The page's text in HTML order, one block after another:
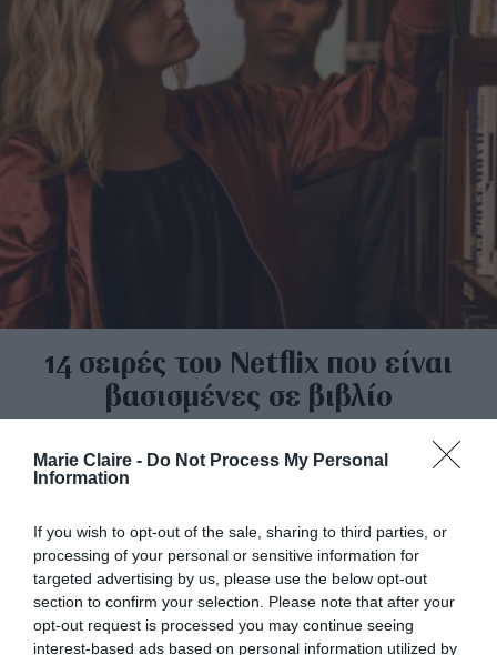
Marie Claire - Do Not Process My Personal
Information
If you wish to opt-out of the sale, sharing to third parties, or
processing of your personal or sensitive information for
targeted advertising by us, please use the below opt-out
section to confirm your selection. Please note that after your
opt-out request is processed you may continue seeing
interest-based ads based on personal information utilized by
14 σειρές του Netflix που είναι
βασισμένες σε βιβλίο